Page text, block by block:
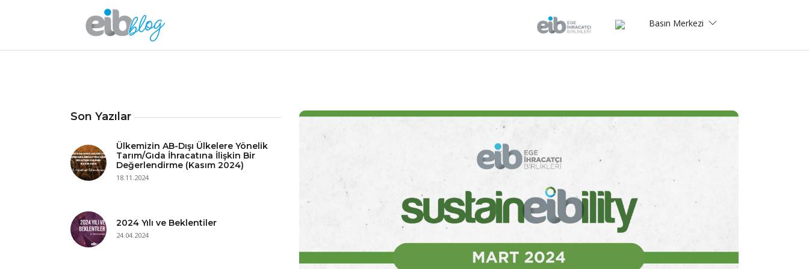
Basın Merkezi
Son Yazılar
Ülkemizin AB-Dışı Ülkelere Yönelik
Tarım/Gıda İhracatına İlişkin Bir
Değerlendirme (Kasım 2024)
18.11.2024
2024 Yılı ve Beklentiler
24.04.2024